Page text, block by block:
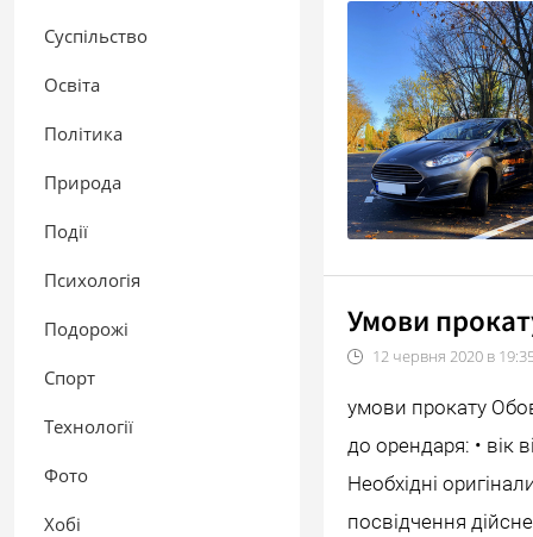
Суспільство
Освіта
Політика
Природа
Події
Психологія
Подорожі
Спорт
Технології
Фото
Хобі
Умови
12 червня 2020 в
умови прокату
до орендаря: • вік
Необхідні
посвідчення